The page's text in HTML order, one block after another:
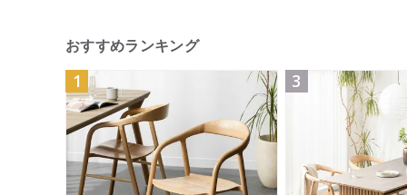
おすすめランキング
1 3